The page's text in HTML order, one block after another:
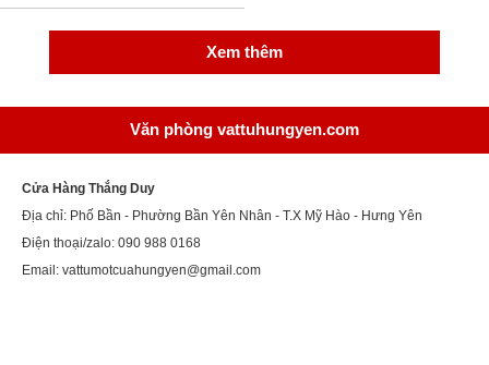
Xem thêm
Văn phòng vattuhungyen.com
Cửa Hàng Thắng Duy
Địa chỉ: Phố Bần - Phường Bần Yên Nhân - T.X Mỹ Hào - Hưng Yên
Điện thoại/zalo: 090 988 0168
Email: vattumotcuahungyen@gmail.com